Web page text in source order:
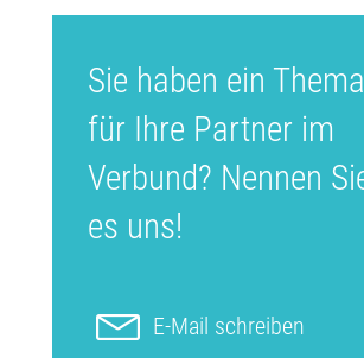
Sie haben ein Thema
für Ihre Partner im
Verbund? Nennen
es uns!
E-Mail schreiben